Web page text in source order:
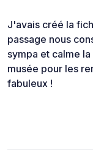
J'avais créé la
passage nous
sympa et calme
musée pour les
fabuleux !